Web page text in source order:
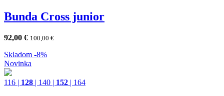
Bunda Cross junior
92,00 € 100,00 €
Skladom -8%
Novinka
116 | 128 | 140 | 152 | 164